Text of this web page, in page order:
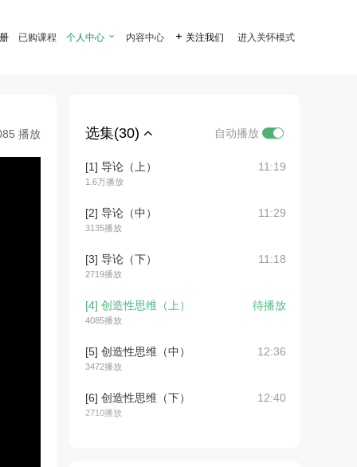
已购课程 个人中心  内容中心  关注我们 进入关怀模式
播放 选集(30) 自动播放
[1] 导论（上）
1.6万播放
11:19
[2] 导论（中）
3135播放
11:29
[3] 导论（下）
2719播放
11:18
[4] 创造性思维（上）
4085播放
待播放
[5] 创造性思维（中）
3472播放
12:36
[6] 创造性思维（下）
2710播放
12:40